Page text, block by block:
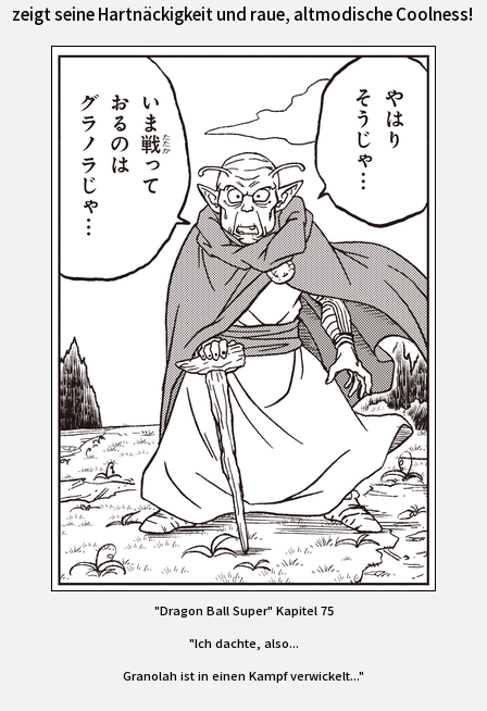
zeigt seine Hartnäckigkeit und raue, altmodische Coolness!
"Dragon Ball Super" Kapitel 75
"Ich dachte, also...
Granolah ist in einen Kampf verwickelt..."